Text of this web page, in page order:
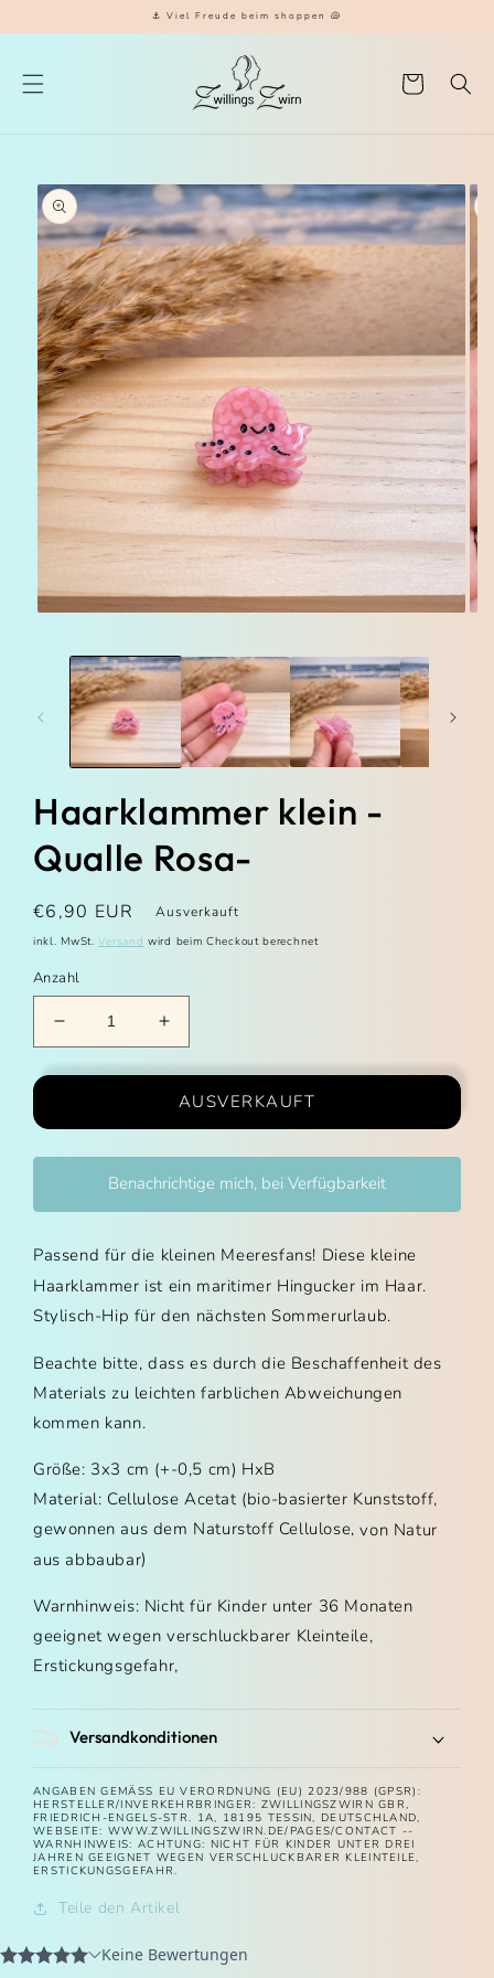
ZUM INHALT⚓️ Viel Freude beim shoppen 🐚
Warenkorb
Haarklammer klein -
Qualle Rosa-
Normaler Preis
€6,90 EUR Ausverkauft
inkl. MwSt.Versand wird beim Checkout berechnet
Anzahl
Verringere die Menge für Haarklammer klein -
Erhöhe die Menge für Haarklammer
AUSVERKAUFT
Benachrichtige mich, bei Verfügbarkeit
Passend für die kleinen Meeresfans! Diese kleine
Haarklammer ist ein maritimer Hingucker im Haar.
Stylisch-Hip für den nächsten Sommerurlaub.
Beachte bitte, dass es durch die Beschaffenheit des
Materials zu leichten farblichen Abweichungen
kommen kann.
Größe: 3x3 cm (+-0,5 cm) HxB
Material: Cellulose Acetat (bio-basierter Kunststoff,
gewonnen aus dem Naturstoff Cellulose,von Natur
aus abbaubar)
Warnhinweis: Nicht für Kinder unter 36 Monaten
geeignet wegen verschluckbarer Kleinteile,
Erstickungsgefahr,
Versandkonditionen
ANGABEN GEMÄSS EU VERORDNUNG (EU) 2023/988 (GPSR): H
ERSTELLER/INVERKEHRBRINGER: ZWILLINGSZWIRN GBR, F
RIEDRICH-ENGELS-STR. 1A, 18195 TESSIN, DEUTSCHLAND, W
EBSEITE: WWW.ZWILLINGSZWIRN.DE/PAGES/CONTACT -- W
ARNHINWEIS: ACHTUNG: NICHT FÜR KINDER UNTER DREI J
AHREN GEEIGNET WEGEN VERSCHLUCKBARER KLEINTEILE, E
RSTICKUNGSGEFAHR.
Teile den Artikel